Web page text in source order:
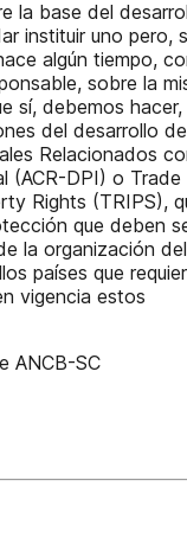
la base del
instituir uno pero,
algún tiempo,
sobre la
sí, debemos hacer,
del desarrollo de
Relacionados
(ACR-DPI) o Trade
Rights (TRIPS),
que deben
la organización del
países que
vigencia estos
ANCB-SC